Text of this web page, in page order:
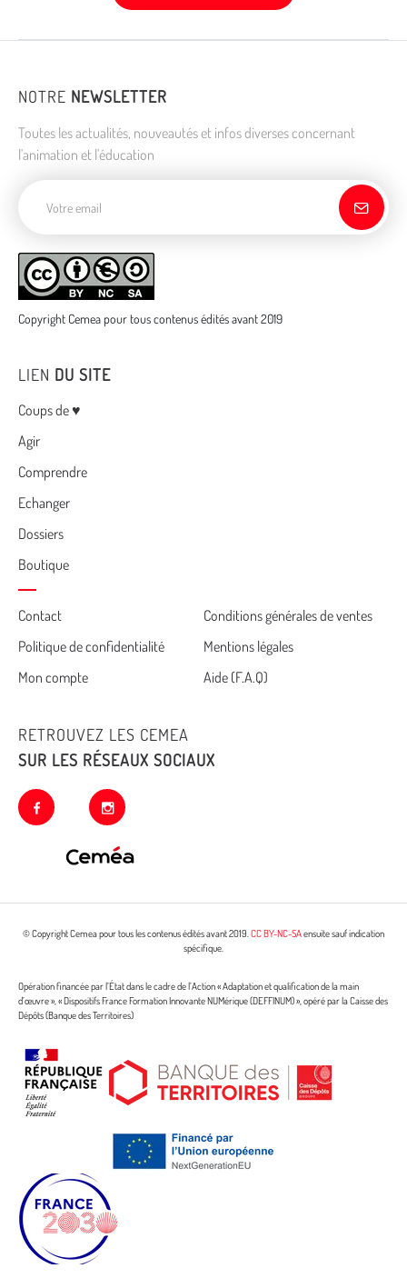
NOTRE NEWSLETTER
Toutes les actualités, nouveautés et infos diverses concernant
l'animation et l'éducation
Copyright Cemea pour tous contenus édités avant 2019
LIEN DU SITE
Menu
Coups de ♥
Agir
Comprendre
Echanger
Dossiers
Boutique
Cemea
footer
Contact
Conditions générales de ventes
Politique de confidentialité
Mentions légales
Mon compte
Aide (F.A.Q)
RETROUVEZ LES CEMEA
SUR LES RÉSEAUX SOCIAUX
facebook instagram
© Copyright Cemea pour tous les contenus édités avant 2019.CC BY-NC-SAensuite sauf indication
spécifique.
Opération financée par l’État dans le cadre de l’Action « Adaptation et qualification de la main
d’œuvre », « Dispositifs France Formation Innovante NUMérique (DEFFINUM) », opéré par la Caisse des
Dépôts (Banque des Territoires)